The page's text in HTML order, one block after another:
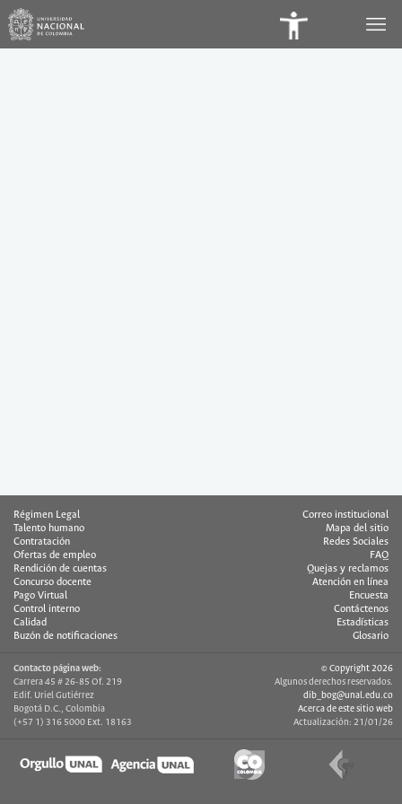
Régimen Legal
Talento humano
Contratación
Ofertas de empleo
Rendición de cuentas
Concurso docente
Pago Virtual
Control interno
Calidad
Buzón de notificaciones
Correo institucional
Mapa del sitio
Redes Sociales
FAQ
Quejas y reclamos
Atención en línea
Encuesta
Contáctenos
Estadísticas
Glosario
Contacto página web:
Carrera 45 # 26-85 Of. 219
Edif. Uriel Gutiérrez
Bogotá D.C., Colombia
(+57 1) 316 5000 Ext. 18163
© Copyright 2026
Algunos derechos reservados.
dib_bog@unal.edu.co
Acerca de este sitio web
Actualización: 21/01/26